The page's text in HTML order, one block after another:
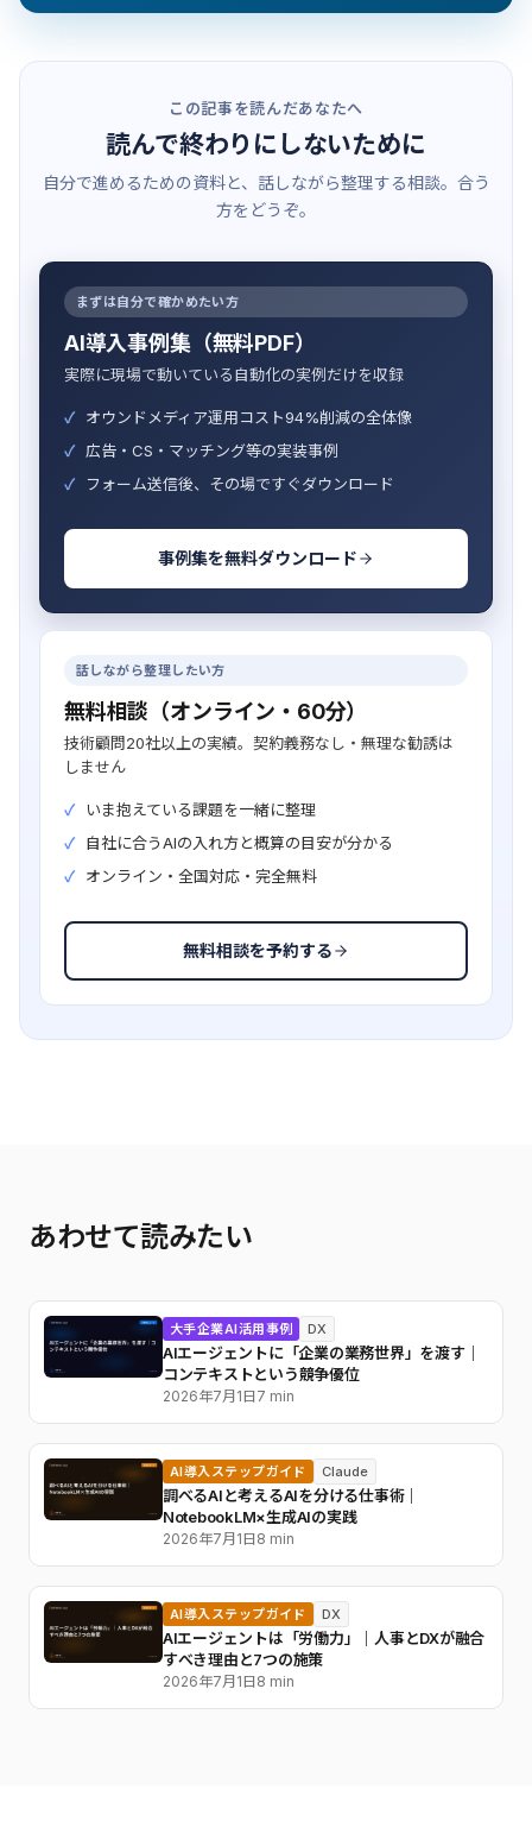
この記事を読んだあなたへ
読んで終わりにしないために
自分で進めるための資料と、話しながら整理する相談。合う
方をどうぞ。
まずは自分で確かめたい方
AI導入事例集（無料PDF）
実際に現場で動いている自動化の実例だけを収録
オウンドメディア運用コスト94%削減の全体像
広告・CS・マッチング等の実装事例
フォーム送信後、その場ですぐダウンロード
事例集を無料ダウンロード
話しながら整理したい方
無料相談（オンライン・60分）
技術顧問20社以上の実績。契約義務なし・無理な勧誘は
しません
いま抱えている課題を一緒に整理
自社に合うAIの入れ方と概算の目安が分かる
オンライン・全国対応・完全無料
無料相談を予約する
あわせて読みたい
大手企業AI活用事例 DX
AIエージェントに「企業の業務世界」を渡す｜
コンテキストという競争優位
2026年7月1日7 min
AI導入ステップガイド Claude
調べるAIと考えるAIを分ける仕事術｜
NotebookLM×生成AIの実践
2026年7月1日8 min
AI導入ステップガイド DX
AIエージェントは「労働力」｜人事とDXが融合
すべき理由と7つの施策
2026年7月1日8 min